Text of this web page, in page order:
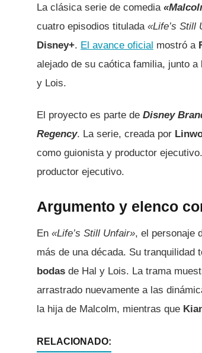
La clásica serie de comedia
cuatro episodios titulada «Life’s Still
Disney+. El avance oficial mostró a
alejado de su caótica familia, junto a
y Lois.
El proyecto es parte de Disney
Regency. La serie, creada por
como guionista y productor ejecutivo.
productor ejecutivo.
Argumento y elenco
En «Life’s Still Unfair», el personaje
más de una década. Su
bodas de Hal y Lois. La trama
arrastrado nuevamente a las
la hija de Malcolm, mientras que
RELACIONADO: